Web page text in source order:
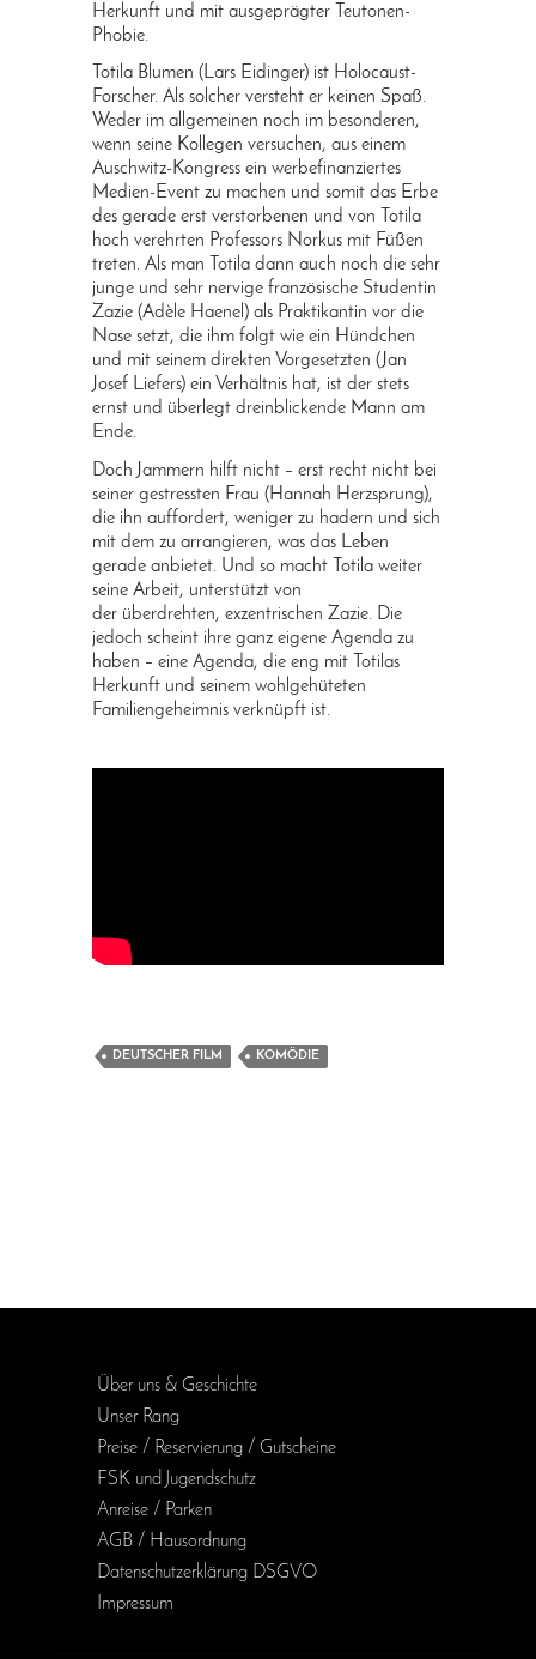
Herkunft und mit ausgeprägter Teutonen-
Phobie.
Totila Blumen (Lars Eidinger) ist Holocaust-
Forscher. Als solcher versteht er keinen Spaß.
Weder im allgemeinen noch im besonderen,
wenn seine Kollegen versuchen, aus einem
Auschwitz-Kongress ein werbefinanziertes
Medien-Event zu machen und somit das Erbe
des gerade erst verstorbenen und von Totila
hoch verehrten Professors Norkus mit Füßen
treten. Als man Totila dann auch noch die sehr
junge und sehr nervige französische Studentin
Zazie (Adèle Haenel) als Praktikantin vor die
Nase setzt, die ihm folgt wie ein Hündchen
und mit seinem direkten Vorgesetzten (Jan
Josef Liefers) ein Verhältnis hat, ist der stets
ernst und überlegt dreinblickende Mann am
Ende.
Doch Jammern hilft nicht – erst recht nicht bei
seiner gestressten Frau (Hannah Herzsprung),
die ihn auffordert, weniger zu hadern und sich
mit dem zu arrangieren, was das Leben
gerade anbietet. Und so macht Totila weiter
seine Arbeit, unterstützt von
der überdrehten, exzentrischen Zazie. Die
jedoch scheint ihre ganz eigene Agenda zu
haben – eine Agenda, die eng mit Totilas
Herkunft und seinem wohlgehüteten
Familiengeheimnis verknüpft ist.
DEUTSCHER FILM KOMÖDIE
Über uns & Geschichte
Unser Rang
Preise / Reservierung / Gutscheine
FSK und Jugendschutz
Anreise / Parken
AGB / Haus­ordnung
Daten­schutz­erklärung DSGVO
Impressum